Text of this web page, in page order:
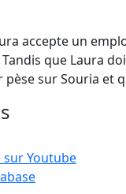
accepte un
Tandis que Laura
pèse sur Souria
Youtube